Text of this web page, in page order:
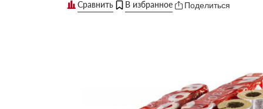
Утеплитель Технониколь
Поделиться